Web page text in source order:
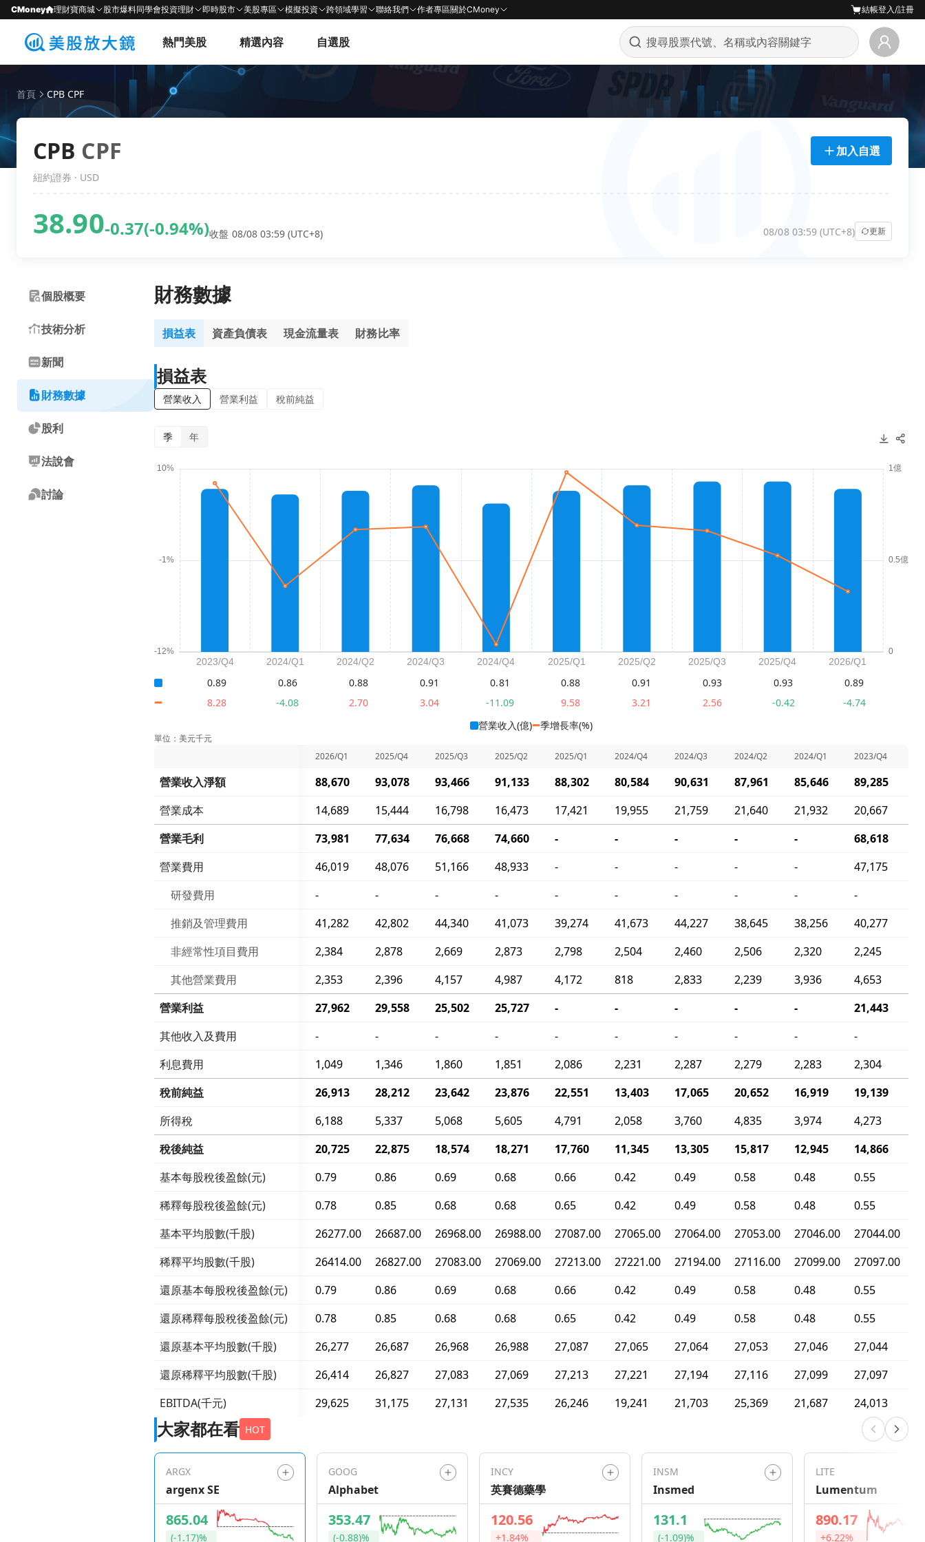
CMoney 理財寶商城 股市爆料同學會投資理財 即時股市 美股專區 模擬投資 跨領域學習 聯絡我們 作者專區關於CMoney 結帳登入/註冊
熱門美股 精選內容 自選股
首頁 CPB CPF
CPB CPF 加入自選
紐約證券 · USD
38.90-0.37(-0.94%)收盤 08/08 03:59 (UTC+8) 08/08 03:59 (UTC+8) 更新
個股概要
技術分析
新聞
財務數據
股利
法說會
討論
財務數據
損益表 資產負債表 現金流量表 財務比率
損益表
營業收入 營業利益 稅前純益
季 年
0.89 0.86 0.88 0.91 0.81 0.88 0.91 0.93 0.93
0.89
8.28
-4.08 2.70 3.04 -11.09 9.58 3.21 2.56 -0.42
-4.74
營業收入(億)
季增長率(%)
單位：美元千元
2026/Q1
2025/Q4 2025/Q3 2025/Q2 2025/Q1 2024/Q4 2024/Q3 2024/Q2 2024/Q1 2023/Q4
營業收入淨額 88,670 93,078 93,466 91,133 88,302 80,584 90,631 87,961 85,646
89,285
營業成本
14,689 15,444 16,798 16,473 17,421 19,955 21,759 21,640 21,932
20,667
營業毛利
73,981 77,634 76,668 74,660 - - - - -
68,618
營業費用
46,019 48,076 51,166 48,933 - - - - -
47,175
研發費用
- - - - - - - - -
-
推銷及管理費用
41,282 42,802 44,340 41,073 39,274 41,673 44,227 38,645 38,256
40,277
非經常性項目費用
2,384 2,878 2,669 2,873 2,798 2,504 2,460 2,506 2,320
2,245
其他營業費用
2,353 2,396 4,157 4,987 4,172 818 2,833 2,239 3,936
4,653
營業利益
27,962 29,558 25,502 25,727 - - - - -
21,443
其他收入及費用
- - - - - - - - -
-
利息費用
1,049 1,346 1,860 1,851 2,086 2,231 2,287 2,279 2,283
2,304
稅前純益
26,913 28,212 23,642 23,876 22,551 13,403 17,065 20,652 16,919
19,139
所得稅
6,188 5,337 5,068 5,605 4,791 2,058 3,760 4,835 3,974
4,273
稅後純益
20,725 22,875 18,574 18,271 17,760 11,345 13,305 15,817 12,945
14,866
基本每股稅後盈餘(元)
0.79 0.86 0.69 0.68 0.66 0.42 0.49 0.58 0.48
0.55
稀釋每股稅後盈餘(元)
0.78 0.85 0.68 0.68 0.65 0.42 0.49 0.58 0.48
0.55
基本平均股數(千股)
26277.00 26687.00 26968.00 26988.00 27087.00 27065.00 27064.00 27053.00 27046.00
27044.00
稀釋平均股數(千股)
26414.00 26827.00 27083.00 27069.00 27213.00 27221.00 27194.00 27116.00 27099.00
27097.00
還原基本每股稅後盈餘(元)
0.79 0.86 0.69 0.68 0.66 0.42 0.49 0.58 0.48
0.55
還原稀釋每股稅後盈餘(元)
0.78 0.85 0.68 0.68 0.65 0.42 0.49 0.58 0.48
0.55
還原基本平均股數(千股)
26,277 26,687 26,968 26,988 27,087 27,065 27,064 27,053 27,046
27,044
還原稀釋平均股數(千股)
26,414 26,827 27,083 27,069 27,213 27,221 27,194 27,116 27,099
27,097
EBITDA(千元)
29,625 31,175 27,131 27,535 26,246 19,241 21,703 25,369 21,687 24,013
大家都在看 HOT
ARGX
argenx SE
865.04
(-1.17)%
GOOG
Alphabet
353.47
(-0.88)%
INCY
英賽德藥學
120.56
+1.84%
INSM
Insmed
131.1
(-1.09)%
LITE
Lumentum
890.17
+6.22%